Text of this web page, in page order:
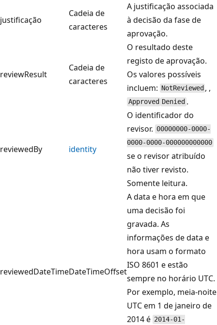
justificação
Cadeia de
caracteres
A justificação associada
à decisão da fase de
aprovação.
reviewResult
Cadeia de
caracteres
O resultado deste
registo de aprovação.
Os valores possíveis
incluem: NotReviewed , ,
Approved Denied .
reviewedBy identity
O identificador do
revisor. 00000000-0000-
0000-0000-000000000000
se o revisor atribuído
não tiver revisto.
Somente leitura.
reviewedDateTimeDateTimeOffset
A data e hora em que
uma decisão foi
gravada. As
informações de data e
hora usam o formato
ISO 8601 e estão
sempre no horário UTC.
Por exemplo, meia-noite
UTC em 1 de janeiro de
2014 é 2014-01-